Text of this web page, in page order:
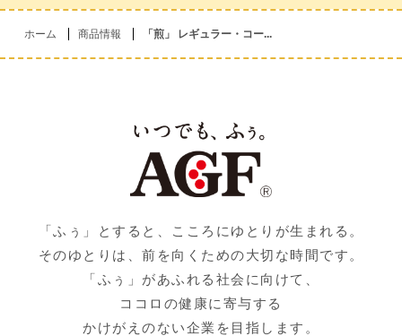
ホーム 商品情報 「煎」 レギュラー・コー...
「ふぅ」とすると、こころにゆとりが生まれる。
そのゆとりは、前を向くための大切な時間です。
「ふぅ」があふれる社会に向けて、
ココロの健康に寄与する
かけがえのない企業を目指します。